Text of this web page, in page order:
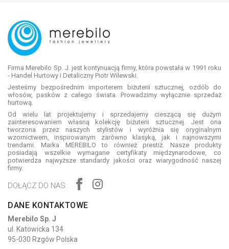
Firma Merebilo Sp. J. jest kontynuacją firmy, która powstała w 1991 roku
- Handel Hurtowy i Detaliczny Piotr Wilewski.
Jesteśmy bezpośrednim importerem biżuterii sztucznej, ozdób do
włosów, pasków z całego świata. Prowadzimy wyłącznie sprzedaż
hurtową.
Od wielu lat projektujemy i sprzedajemy cieszącą się dużym
zainteresowaniem własną kolekcję biżuterii sztucznej. Jest ona
tworzona przez naszych stylistów i wyróżnia się oryginalnym
wzornictwem, inspirowanym zarówno klasyką, jak i najnowszymi
trendami. Marka MEREBILO to również prestiż. Nasze produkty
posiadają wszelkie wymagane certyfikaty międzynarodowe, co
potwierdza najwyższe standardy jakości oraz wiarygodność naszej
firmy.
DOŁĄCZ DO NAS:
DANE KONTAKTOWE
Merebilo Sp. J
ul. Katowicka 134
95-030 Rzgów Polska